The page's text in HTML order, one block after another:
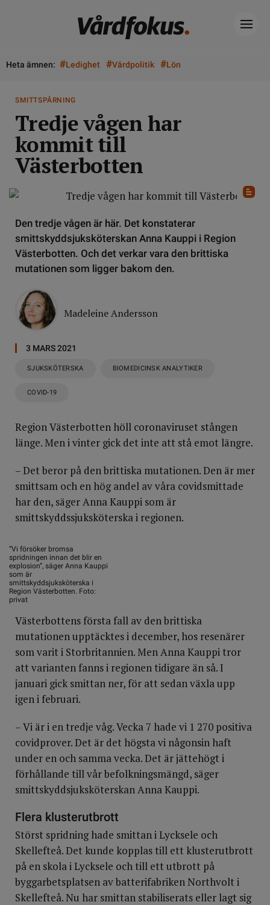
Heta ämnen: #Ledighet #Vårdpolitik #Lön
SMITTSPÅRNING
Tredje vågen har
kommit till
Västerbotten
Den tredje vågen är här. Det konstaterar
smittskyddsjuksköterskan Anna Kauppi i Region
Västerbotten. Och det verkar vara den brittiska
mutationen som ligger bakom den.
Madeleine Andersson
3 MARS 2021
SJUKSKÖTERSKA BIOMEDICINSK ANALYTIKER
COVID-19
Region Västerbotten höll coronaviruset stången
länge. Men i vinter gick det inte att stå emot längre.
– Det beror på den brittiska mutationen. Den är mer
smittsam och en hög andel av våra covidsmittade
har den, säger Anna Kauppi som är
smittskyddssjuksköterska i regionen.
”Vi försöker bromsa
spridningen innan det blir en
explosion”, säger Anna Kauppi
som är
smittskyddsjuksköterska i
Region Västerbotten. Foto:
privat
Västerbottens första fall av den brittiska
mutationen upptäcktes i december, hos resenärer
som varit i Storbritannien. Men Anna Kauppi tror
att varianten fanns i regionen tidigare än så. I
januari gick smittan ner, för att sedan växla upp
igen i februari.
– Vi är i en tredje våg. Vecka 7 hade vi 1 270 positiva
covidprover. Det är det högsta vi någonsin haft
under en och samma vecka. Det är jättehögt i
förhållande till vår befolkningsmängd, säger
smittskyddsjuksköterskan Anna Kauppi.
Flera klusterutbrott
Störst spridning hade smittan i Lycksele och
Skellefteå. Det kunde kopplas till ett klusterutbrott
på en skola i Lycksele och till ett utbrott på
byggarbetsplatsen av batterifabriken Northvolt i
Skellefteå. Nu har smittan stabiliserats eller lagt sig